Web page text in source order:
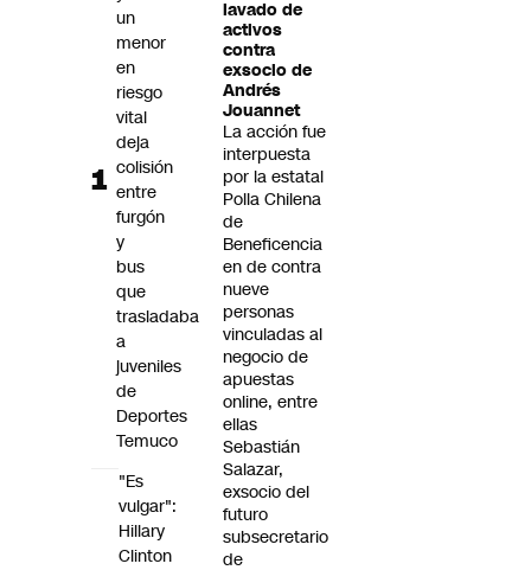
lavado de
activos
contra
exsocio de
Andrés
Jouannet
La acción fue
interpuesta
por la estatal
Polla Chilena
de
Beneficencia
en de contra
nueve
personas
vinculadas al
negocio de
apuestas
online, entre
ellas
Sebastián
Salazar,
exsocio del
futuro
subsecretario
de
un
menor
en
riesgo
vital
deja
colisión
entre
furgón
y
bus
que
trasladaba
a
juveniles
de
Deportes
Temuco
"Es
vulgar":
Hillary
Clinton